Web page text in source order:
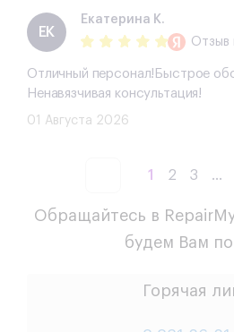
ЕК
Екатерина К.
Отзыв
Отличный персонал!Быстрое
Ненавязчивая консультация!
01 Августа 2026
1 2 3 ...
Обращайтесь в
будем Вам
Горячая